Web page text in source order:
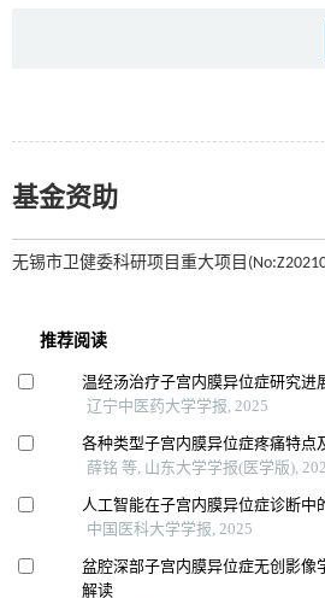
基金资助
无锡市卫健委科研项目重大项目